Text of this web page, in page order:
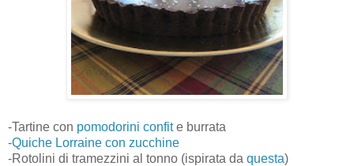
-Tartine con pomodorini confite burrata
-Quiche Lorraine con zucchine
-Rotolini di tramezzini al tonno (ispirata da questa)